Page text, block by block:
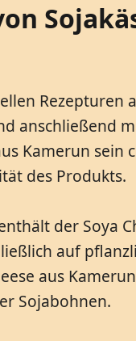
anschließend
Kamerun
des Produkts.
der Soya
auf
aus
Sojabohnen.